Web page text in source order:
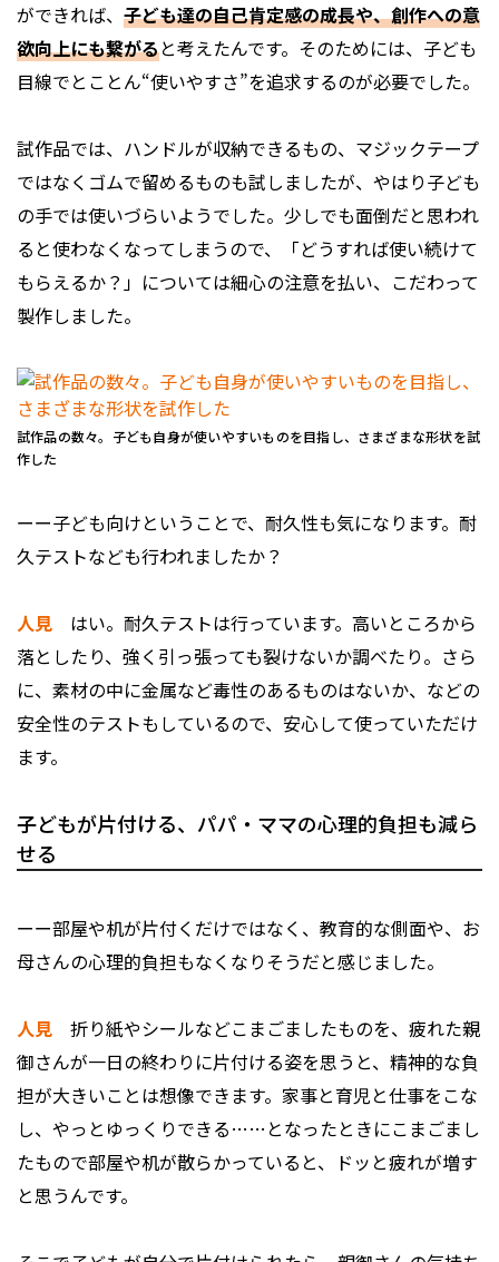
ができれば、 子ども達の自己肯定感の成長や、創作への意
欲向上にも繋がると考えたんです。そのためには、子ども
目線でとことん“使いやすさ”を追求するのが必要でした。
試作品では、ハンドルが収納できるもの、マジックテープ
ではなくゴムで留めるものも試しましたが、やはり子ども
の手では使いづらいようでした。少しでも面倒だと思われ
ると使わなくなってしまうので、「どうすれば使い続けて
もらえるか？」については細心の注意を払い、こだわって
製作しました。
試作品の数々。子ども自身が使いやすいものを目指し、さまざまな形状を試
作した
ーー子ども向けということで、耐久性も気になります。耐
久テストなども行われましたか？
人見 はい。耐久テストは行っています。高いところから
落としたり、強く引っ張っても裂けないか調べたり。さら
に、素材の中に金属など毒性のあるものはないか、などの
安全性のテストもしているので、安心して使っていただけ
ます。
子どもが片付ける、パパ・ママの心理的負担も減ら
せる
ーー部屋や机が片付くだけではなく、教育的な側面や、お
母さんの心理的負担もなくなりそうだと感じました。
人見 折り紙やシールなどこまごましたものを、疲れた親
御さんが一日の終わりに片付ける姿を思うと、精神的な負
担が大きいことは想像できます。家事と育児と仕事をこな
し、やっとゆっくりできる……となったときにこまごまし
たもので部屋や机が散らかっていると、ドッと疲れが増す
と思うんです。